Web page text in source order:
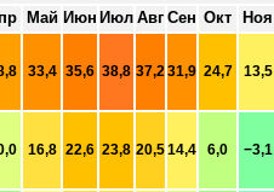
Май Июн Июл Авг Сен Окт
Ноя
33,4 35,6 38,8 37,2 31,9 24,7 13,5
16,8 22,6 23,8 20,514,4 6,0 −3,1